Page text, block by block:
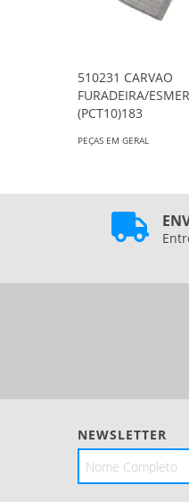
510231 CARVAO
FURADEIRA/
(PCT10)183
PEÇAS EM GERAL
NEWSLETTER